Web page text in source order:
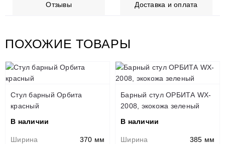
Отзывы Доставка и оплата
ПОХОЖИЕ ТОВАРЫ
Стул барный Орбита
красный
В наличии
Ширина
370 мм
Барный стул ОРБИТА WX-
2008, экокожа зеленый
В наличии
Ширина
385 мм